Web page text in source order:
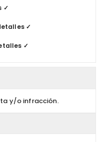
✓
✓
✓
y/o infracción.